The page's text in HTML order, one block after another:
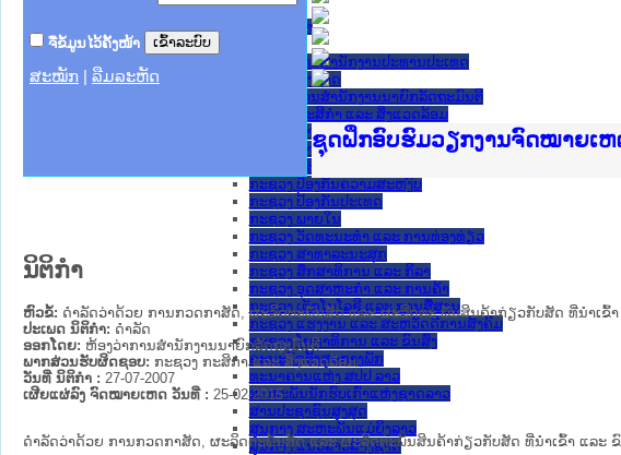
ຂໍ້ຕົກລົງ
ຄໍາແນະນໍາ
ນິຕິກໍາຂັ້ນສູນກາງ
ຫ້ອງວ່າການສໍານັກງານປະທານປະເທດ
ສະພາແຫ່ງຊາດ
ຫ້ອງວ່າການສຳນັກງານນາຍົກລັດຖະມົນຕີ
ກະຊວງ ກະສິກຳ ແລະ ສິ່ງແວດລ້ອມ
ກະຊວງ ການຕ່າງປະເທດ
ກະຊວງ ການເງິນ
ກະຊວງ ຍຸຕິທໍາ
ກະຊວງ ປ້ອງກັນຄວາມສະຫງົບ
ກະຊວງ ປ້ອງກັນປະເທດ
ກະຊວງ ພາຍໃນ
ກະຊວງ ວັດທະນະທຳ ແລະ ການທ່ອງທ່ຽວ
ກະຊວງ ສາທາລະນະສຸກ
ກະຊວງ ສຶກສາທິການ ແລະ ກິລາ
ກະຊວງ ອຸດສາຫະກຳ ແລະ ການຄ້າ
ກະຊວງ ເຕັກໂນໂລຊີ ແລະ ການສື່ສານ
ກະຊວງ ແຮງງານ ແລະ ສະຫວັດດີການສັງຄົມ
ກະຊວງ ໂຍທາທິການ ແລະ ຂົນສົ່ງ
ຄະນະຈັດຕັ້ງສູນກາງພັກ
ທະນາຄານແຫ່ງ ສປປ ລາວ
ສະຫະພັນນັກຮົບເກົ່າແຫ່ງຊາດລາວ
ສານປະຊາຊົນສູງສຸດ
ສູນກາງ ສະຫະພັນແມ່ຍິງລາວ
ສູນກາງ ແນວລາວສ້າງຊາດ
ຈື່ຂໍ້ມູນໄວ້ຄັ້ງໜ້າ
ສະໝັກ ລືມລະຫັດ
Ministry of Justice Lao PDR
ເຜີຍແຜ່ວັບໄຊຈົດໝາຍເຫດທາງລັ
ກະຊວງຍຸຕິທຳ
ຊຸດຝຶກອົບຮົມວຽກງານຈົດໝາຍເຫ
ກອງປະຊຸມທົບທວນຄືນການຈັດຕັ້ງ
ຝຶກອົບຮົມ ຜູ່ປະສານງານວຽກງາ
ຝຶກອົບຮົມ ຜູ່ປະສານງານວຽກງາ
ເຜີຍແຜ່ແອັບກົດໝາຍລາວ ແລະ ເ
ເຜີຍແຜ່ແອັບກົດໝາຍລາວ ແລະ ເ
ຍົກລະດັບວຽກງານຈົດໝາຍເຫດທ
ຊຸດຝຶກອົບຮົມວຽກງານຈົດໝາຍເຫ
ນິຕິກໍາ
ຫົວຂໍ້: ດຳລັດວ່າດ້ວຍ ການກວດກາສັດ, ຜະລິດຕະພັນສັດ ແລະ ຜະລິດຕະ ພັນສິນຄ້າກ່ຽວກັບສັດ ທີ່ນຳເຂົ້
ປະເພດ ນິຕິກໍາ: ດໍາລັດ
ອອກໂດຍ: ຫ້ອງວ່າການສຳນັກງານນາຍົກລັດຖະມົນຕີ
ພາກສ່ວນຮັບຜິດຊອບ: ກະຊວງ ກະສິກຳ ແລະ ສິ່ງແວດລ້ອມ
ວັນທີ່ ນິຕິກໍາ : 27-07-2007
ເຜີຍແຜ່ລົງ ຈົດໝາຍເຫດ ວັນທີ່ : 25-02-2015
ດຳລັດວ່າດ້ວຍ ການກວດກາສັດ, ຜະລິດຕະພັນສັດ ແລະ ຜະລິດຕະພັນສິນຄ້າກ່ຽວກັບສັດ ທີ່ນຳເຂົ້າ ແລະ